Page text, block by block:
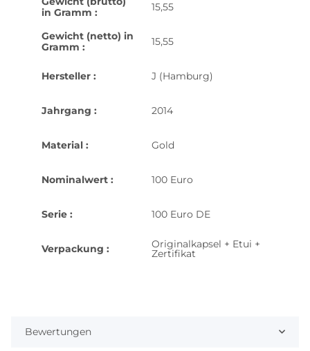
in Gramm :
15,55
Gewicht (netto) in
Gramm :
15,55
Hersteller : J (Hamburg)
Jahrgang : 2014
Material : Gold
Nominalwert : 100 Euro
Serie : 100 Euro DE
Verpackung : Originalkapsel + Etui +
Zertifikat
Bewertungen